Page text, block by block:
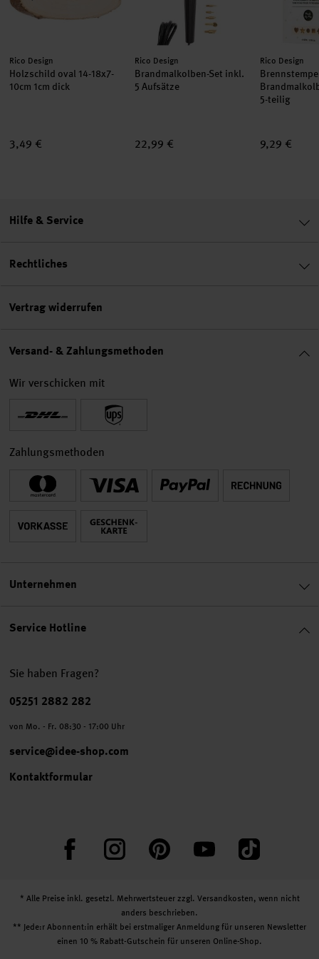
Hersteller:
Rico Design
Holzschild oval 14-18x7-
10cm 1cm dick
3,49 €
Hersteller:
Rico Design
Brandmalkolben-Set inkl.
5 Aufsätze
22,99 €
Hersteller:
Rico Design
5-teilig
9,29 €
Service Hotline
Sie haben Fragen?
Telefonnummer
05251 2882 282
von Mo. - Fr. 08:30 - 17:00 Uhr
service@idee-shop.com
Kontaktformular
FacebookInstagram PinterestYouTube TikTok
Hilfe & Service
Rechtliches
Vertrag widerrufen
Versand- & Zahlungsmethoden
Wir verschicken mit
Zahlungsmethoden
Unternehmen
* Alle Preise inkl. gesetzl. Mehrwertsteuer zzgl. Versandkosten, wenn nicht
anders beschrieben.
** Jede:r Abonnent:in erhält bei erstmaliger Anmeldung für unseren Newsletter
einen 10 % Rabatt-Gutschein für unseren Online-Shop.